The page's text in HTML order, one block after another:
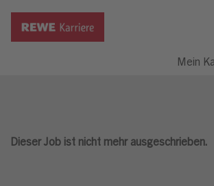
Mein
Dieser Job ist nicht mehr ausgeschrieben.